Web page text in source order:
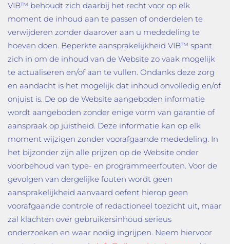
VIB™ behoudt zich daarbij het recht voor op elk
moment de inhoud aan te passen of onderdelen te
verwijderen zonder daarover aan u mededeling te
hoeven doen. Beperkte aansprakelijkheid VIB™ spant
zich in om de inhoud van de Website zo vaak mogelijk
te actualiseren en/of aan te vullen. Ondanks deze zorg
en aandacht is het mogelijk dat inhoud onvolledig en/of
onjuist is. De op de Website aangeboden informatie
wordt aangeboden zonder enige vorm van garantie of
aanspraak op juistheid. Deze informatie kan op elk
moment wijzigen zonder voorafgaande mededeling. In
het bijzonder zijn alle prijzen op de Website onder
voorbehoud van type- en programmeerfouten. Voor de
gevolgen van dergelijke fouten wordt geen
aansprakelijkheid aanvaard oefent hierop geen
voorafgaande controle of redactioneel toezicht uit, maar
zal klachten over gebruikersinhoud serieus
onderzoeken en waar nodig ingrijpen. Neem hiervoor